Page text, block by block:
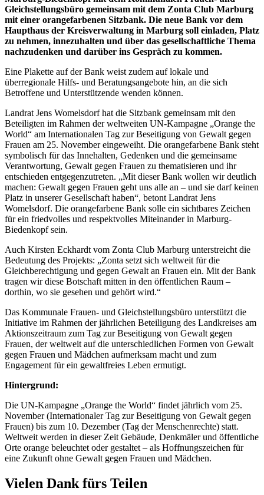
Gleichstellungsbüro gemeinsam mit dem Zonta Club Marburg
mit einer orangefarbenen Sitzbank. Die neue Bank vor dem
Haupthaus der Kreisverwaltung in Marburg soll einladen, Platz
zu nehmen, innezuhalten und über das gesellschaftliche Thema
nachzudenken und darüber ins Gespräch zu kommen.
Eine Plakette auf der Bank weist zudem auf lokale und
überregionale Hilfs- und Beratungsangebote hin, an die sich
Betroffene und Unterstützende wenden können.
Landrat Jens Womelsdorf hat die Sitzbank gemeinsam mit den
Beteiligten im Rahmen der weltweiten UN-Kampagne „Orange the
World“ am Internationalen Tag zur Beseitigung von Gewalt gegen
Frauen am 25. November eingeweiht. Die orangefarbene Bank steht
symbolisch für das Innehalten, Gedenken und die gemeinsame
Verantwortung, Gewalt gegen Frauen zu thematisieren und ihr
entschieden entgegenzutreten. „Mit dieser Bank wollen wir deutlich
machen: Gewalt gegen Frauen geht uns alle an – und sie darf keinen
Platz in unserer Gesellschaft haben“, betont Landrat Jens
Womelsdorf. Die orangefarbene Bank solle ein sichtbares Zeichen
für ein friedvolles und respektvolles Miteinander in Marburg-
Biedenkopf sein.
Auch Kirsten Eckhardt vom Zonta Club Marburg unterstreicht die
Bedeutung des Projekts: „Zonta setzt sich weltweit für die
Gleichberechtigung und gegen Gewalt an Frauen ein. Mit der Bank
tragen wir diese Botschaft mitten in den öffentlichen Raum –
dorthin, wo sie gesehen und gehört wird.“
Das Kommunale Frauen- und Gleichstellungsbüro unterstützt die
Initiative im Rahmen der jährlichen Beteiligung des Landkreises am
Aktionszeitraum zum Tag zur Beseitigung von Gewalt gegen
Frauen, der weltweit auf die unterschiedlichen Formen von Gewalt
gegen Frauen und Mädchen aufmerksam macht und zum
Engagement für ein gewaltfreies Leben ermutigt.
Hintergrund:
Die UN-Kampagne „Orange the World“ findet jährlich vom 25.
November (Internationaler Tag zur Beseitigung von Gewalt gegen
Frauen) bis zum 10. Dezember (Tag der Menschenrechte) statt.
Weltweit werden in dieser Zeit Gebäude, Denkmäler und öffentliche
Orte orange beleuchtet oder gestaltet – als Hoffnungszeichen für
eine Zukunft ohne Gewalt gegen Frauen und Mädchen.
Vielen Dank fürs Teilen